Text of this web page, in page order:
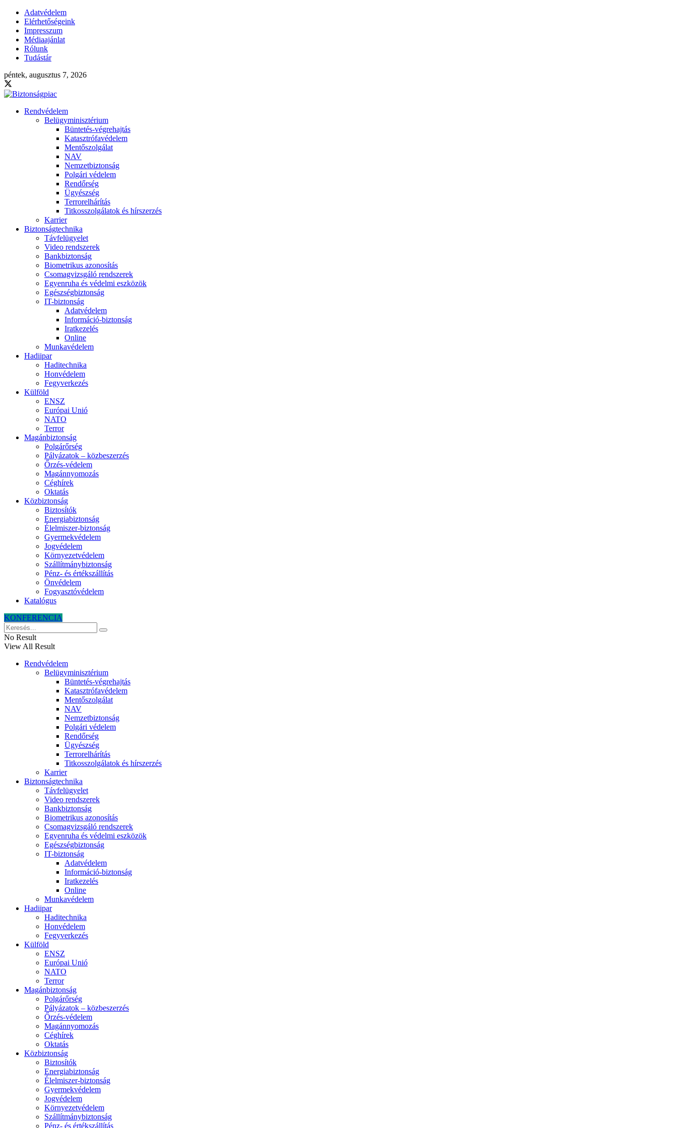
Adatvédelem
Elérhetőségeink
Impresszum
Médiaajánlat
Rólunk
Tudástár
péntek, augusztus 7, 2026
Rendvédelem
Belügyminisztérium
Büntetés-végrehajtás
Katasztrófavédelem
Mentőszolgálat
NAV
Nemzetbiztonság
Polgári védelem
Rendőrség
Ügyészség
Terrorelhárítás
Titkosszolgálatok és hírszerzés
Karrier
Biztonságtechnika
Távfelügyelet
Video rendszerek
Bankbiztonság
Biometrikus azonosítás
Csomagvizsgáló rendszerek
Egyenruha és védelmi eszközök
Egészségbiztonság
IT-biztonság
Adatvédelem
Információ-biztonság
Iratkezelés
Online
Munkavédelem
Hadiipar
Haditechnika
Honvédelem
Fegyverkezés
Külföld
ENSZ
Európai Unió
NATO
Terror
Magánbiztonság
Polgárőrség
Pályázatok – közbeszerzés
Őrzés-védelem
Magánnyomozás
Céghírek
Oktatás
Közbiztonság
Biztosítók
Energiabiztonság
Élelmiszer-biztonság
Gyermekvédelem
Jogvédelem
Környezetvédelem
Szállítmánybiztonság
Pénz- és értékszállítás
Önvédelem
Fogyasztóvédelem
Katalógus
KONFERENCIA
No Result
View All Result
Rendvédelem
Belügyminisztérium
Büntetés-végrehajtás
Katasztrófavédelem
Mentőszolgálat
NAV
Nemzetbiztonság
Polgári védelem
Rendőrség
Ügyészség
Terrorelhárítás
Titkosszolgálatok és hírszerzés
Karrier
Biztonságtechnika
Távfelügyelet
Video rendszerek
Bankbiztonság
Biometrikus azonosítás
Csomagvizsgáló rendszerek
Egyenruha és védelmi eszközök
Egészségbiztonság
IT-biztonság
Adatvédelem
Információ-biztonság
Iratkezelés
Online
Munkavédelem
Hadiipar
Haditechnika
Honvédelem
Fegyverkezés
Külföld
ENSZ
Európai Unió
NATO
Terror
Magánbiztonság
Polgárőrség
Pályázatok – közbeszerzés
Őrzés-védelem
Magánnyomozás
Céghírek
Oktatás
Közbiztonság
Biztosítók
Energiabiztonság
Élelmiszer-biztonság
Gyermekvédelem
Jogvédelem
Környezetvédelem
Szállítmánybiztonság
Pénz- és értékszállítás